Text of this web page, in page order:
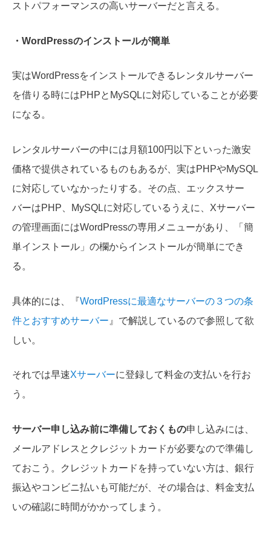
ストパフォーマンスの高いサーバーだと言える。
・ WordPressのインストールが簡単
実はWordPressをインストールできるレンタルサーバー
を借りる時にはPHPとMySQLに対応していることが必要
になる。
レンタルサーバーの中には月額100円以下といった激安
価格で提供されているものもあるが、実はPHPやMySQL
に対応していなかったりする。その点、エックスサー
バーはPHP、MySQLに対応しているうえに、Xサーバー
の管理画面にはWordPressの専用メニューがあり、「簡
単インストール」の欄からインストールが簡単にでき
る。
具体的には、『WordPressに最適なサーバーの３つの条
件とおすすめサーバー 』で解説しているので参照して欲
しい。
それでは早速Xサーバーに登録して料金の支払いを行お
う。
サーバー申し込み前に準備しておくもの申し込みには、
メールアドレスとクレジットカードが必要なので準備し
ておこう。クレジットカードを持っていない方は、銀行
振込やコンビニ払いも可能だが、その場合は、料金支払
いの確認に時間がかかってしまう。